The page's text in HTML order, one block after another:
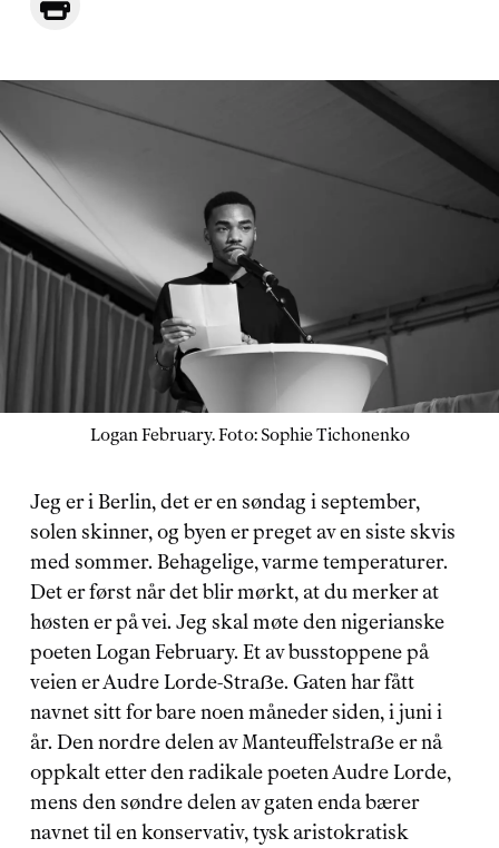
Logan February. Foto: Sophie Tichonenko
Jeg er i Berlin, det er en søndag i september,
solen skinner, og byen er preget av en siste skvis
med sommer. Behagelige, varme temperaturer.
Det er først når det blir mørkt, at du merker at
høsten er på vei. Jeg skal møte den nigerianske
poeten Logan February. Et av busstoppene på
veien er Audre Lorde-Straẞe. Gaten har fått
navnet sitt for bare noen måneder siden, i juni i
år. Den nordre delen av Manteuffelstraẞe er nå
oppkalt etter den radikale poeten Audre Lorde,
mens den søndre delen av gaten enda bærer
navnet til en konservativ, tysk aristokratisk